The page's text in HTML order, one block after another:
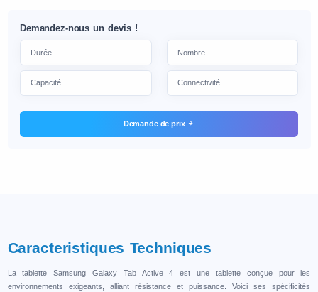
Demandez-nous un devis !
Demande de prix
Caracteristiques Techniques
La tablette Samsung Galaxy Tab Active 4 est une tablette conçue pour les
environnements exigeants, alliant résistance et puissance. Voici ses spécificités